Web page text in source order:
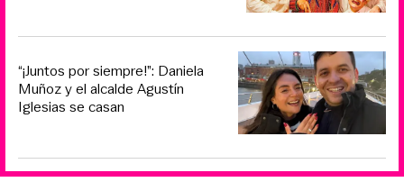
“¡Juntos por siempre!”: Daniela
Muñoz y el alcalde Agustín
Iglesias se casan